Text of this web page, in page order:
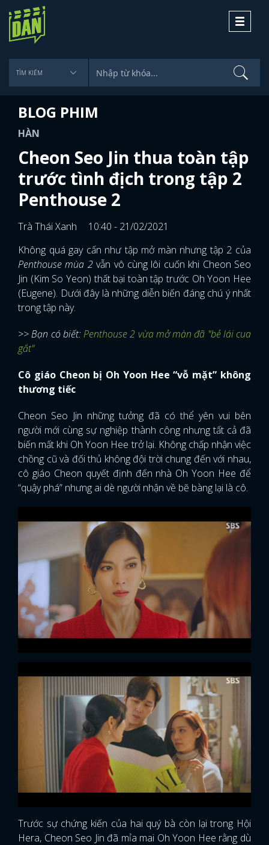
Toggle
BLOG PHIM
HÀN
Cheon Seo Jin thua toàn tập
trước tình địch trong tập 2
Penthouse 2
Trà Thái Xanh
10:40 - 21/02/2021
Không quá gay cấn như tập mở màn nhưng tập 2 của
Penthouse mùa 2vẫn vô cùng lôi cuốn khi Cheon Seo
Jin (Kim So Yeon) thất bại toàn tập trước Oh Yoon Hee
(Eugene). Dưới đây là những diễn biến đáng chú ý nhất
trong tập này.
>> Bạn có biết:Penthouse 2 vừa mở màn đã "bẻ lái cua
gắt"
Cô giáo Cheon bị Oh Yoon Hee “vỗ mặt” không
thương tiếc
Cheon Seo Jin những tưởng đã có thể yên vui bên
người mới cùng sự nghiệp thành công nhưng tất cả đã
biến mất khi Oh Yoon Hee trở lại. Không chấp nhận việc
chồng cũ và đối thủ không đội trời chung đến với nhau,
cô giáo Cheon quyết định đến nhà Oh Yoon Hee để
“quậy phá” nhưng ai dè người nhận về bẽ bàng lại là cô.
Trước sự chứng kiến của hai quý bà còn lại trong Hội
Hera, Cheon Seo Jin đã mỉa mai Oh Yoon Hee rằng dù